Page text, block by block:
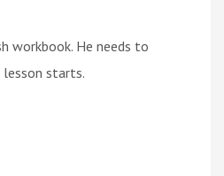
workbook. He needs to
lesson starts.